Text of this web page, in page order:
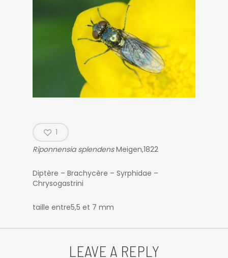
1
Riponnensia splendensMeigen,1822
Diptère – Brachycère – Syrphidae –
Chrysogastrini
taille entre5,5 et 7 mm
LEAVE A REPLY